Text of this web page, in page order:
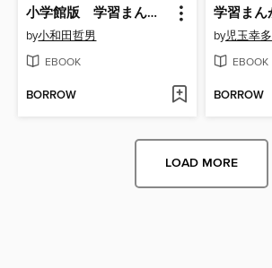
小学館版 学習まんが人物館 徳川家康
by小和田哲男
EBOOK
BORROW
by児玉幸多
EBOOK
BORROW
LOAD MORE